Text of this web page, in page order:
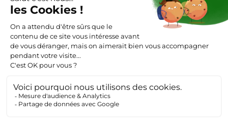
SUIVEZ-NOUS
Mentions légales
Conditions générales de vente